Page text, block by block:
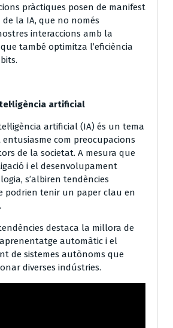
pràctiques posen de manifest
de la IA, que no només
interaccions amb la
també optimitza l’eficiència
artificial
artificial (IA) és un tema
com preocupacions
de la societat. A mesura que
i el desenvolupament
s’albiren tendències
podrien tenir un paper clau en
destaca la millora de
automàtic i el
de sistemes autònoms que
diverses indústries.